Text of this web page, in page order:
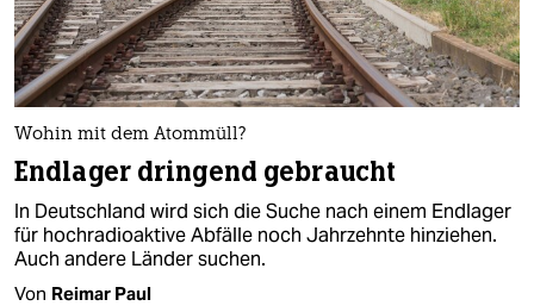
Wohin mit dem Atommüll?
Endlager dringend gebraucht
In Deutschland wird sich die Suche nach einem Endlager
für hochradioaktive Abfälle noch Jahrzehnte hinziehen.
Auch andere Länder suchen.
Von Reimar Paul